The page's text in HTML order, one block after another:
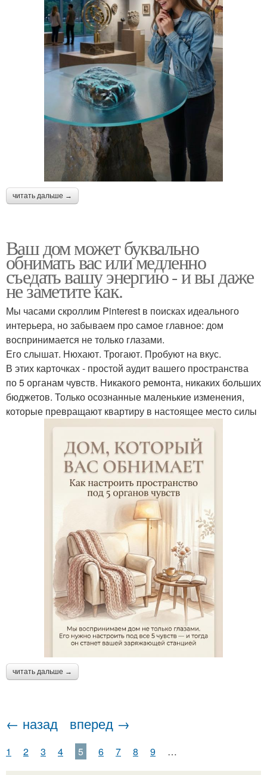
читать дальше →
Ваш дом может буквально
обнимать вас или медленно
съедать вашу энергию - и вы даже
не заметите как.
Мы часами скроллим Pinterest в поисках идеального
интерьера, но забываем про самое главное: дом
воспринимается не только глазами.
Его слышат. Нюхают. Трогают. Пробуют на вкус.
В этих карточках - простой аудит вашего пространства
по 5 органам чувств. Никакого ремонта, никаких больших
бюджетов. Только осознанные маленькие изменения,
которые превращают квартиру в настоящее место силы
читать дальше →
← назад вперед →
1 2 3 4 5 6 7 8 9 …